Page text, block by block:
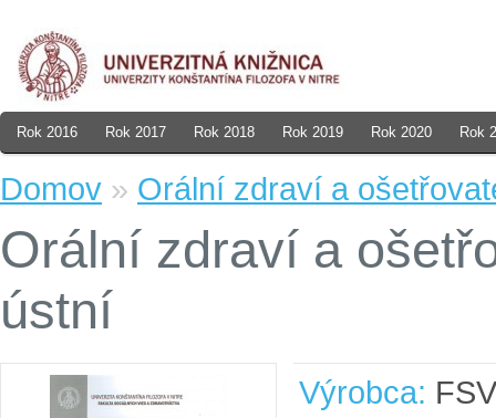
Rok 2016 Rok 2017 Rok 2018 Rok 2019 Rok 2020 Rok
Domov » Orální zdraví a
Orální zdraví a
ústní
Výrobca: